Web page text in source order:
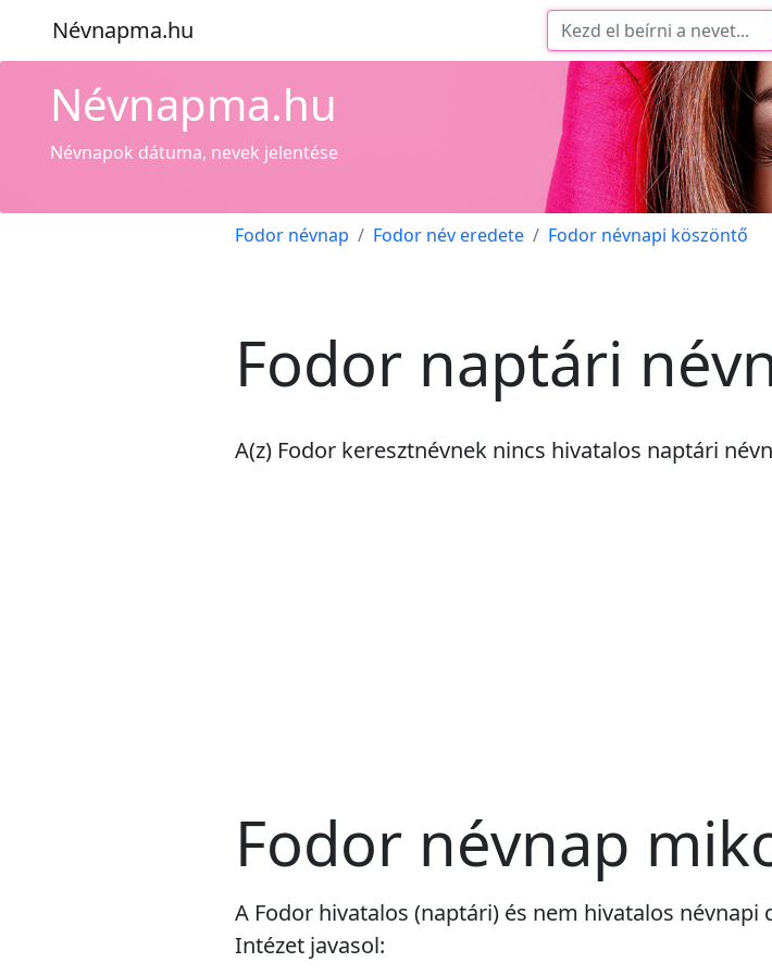
Névnapma.hu
Névnapma.hu
Névnapok dátuma, nevek jelentése
Fodor névnap Fodor név eredete Fodor névnapi köszöntő
Fodor naptári
A(z) Fodor keresztnévnek nincs hivatalos naptári
Fodor névnap
A Fodor hivatalos (naptári) és nem hivatalos
Intézet javasol: